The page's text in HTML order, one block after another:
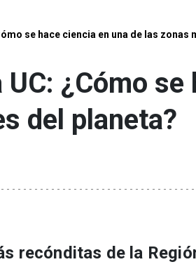
se hace ciencia en una de las zonas
¿Cómo
del planeta?
recónditas de la